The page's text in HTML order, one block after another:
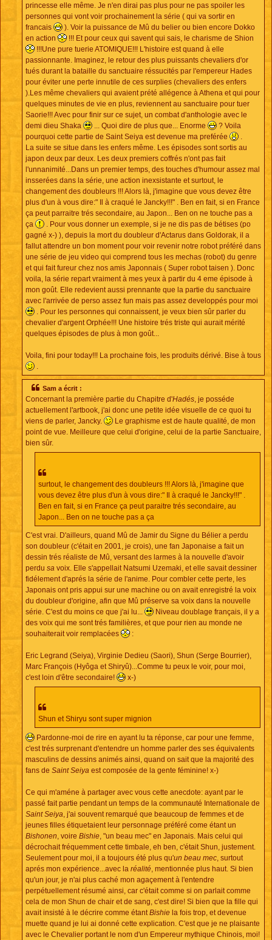
princesse elle même. Je n'en dirai pas plus pour ne pas spoiler les
personnes qui vont voir prochainement la série ( qui va sortir en
francais
). Voir la puissance de Mû du belier ou bien encore Dokko
en action
!!! Et pour ceux qui savent qui sais, le charisme de Shion
!!!Une pure tuerie ATOMIQUE!!! L'histoire est quand à elle
passionnante. Imaginez, le retour des plus puissants chevaliers d'or
tués durant la bataille du sanctuaire réssucités par l'empereur Hades
pour éviter une perte innutile de ces surplies (chevaliers des enfers
).Les même chevaliers qui avaient prété allégence à Athena et qui pour
quelques minutes de vie en plus, reviennent au sanctuaire pour tuer
Saorie!!! Avec pour finir sur ce sujet, un combat d'anthologie avec le
demi dieu Shaka
... Quoi dire de plus que... Enorme
? Voila
pourquoi cette partie de Saint Seiya est devenue ma preférée
La suite se situe dans les enfers même. Les épisodes sont sortis au
japon deux par deux. Les deux premiers coffrés n'ont pas fait
l'unnanimité...Dans un premier temps, des touches d'humour assez mal
insserées dans la série, une action inexsistante et surtout, le
changement des doubleurs !!! Alors là, j'imagine que vous devez être
plus d'un à vous dire:" Il à craqué le Jancky!!!" . Ben en fait, si en France
ça peut parraitre trés secondaire, au Japon... Ben on ne touche pas a
ça
. Pour vous donner un exemple, si je ne dis pas de bétises (po
gagné x-) ), depuis la mort du doubleur d'Actarus dans Goldorak, il a
fallut attendre un bon moment pour voir revenir notre robot préféré dans
une série de jeu video qui comprend tous les mechas (robot) du genre
et qui fait fureur chez nos amis Japonnais ( Super robot taisen ). Donc
voila, la série repart vraiment à mes yeux à partir du 4 eme épisode à
mon goût. Elle redevient aussi prennante que la partie du sanctuaire
avec l'arrivée de perso assez fun mais pas assez developpés pour moi
. Pour les personnes qui connaissent, je veux bien sûr parler du
chevalier d'argent Orphée!!! Une histoire trés triste qui aurait mérité
quelques épisodes de plus à mon goût...
Voila, fini pour today!!! La prochaine fois, les produits dérivé. Bise à tous
Sam a écrit :
Concernant la première partie du Chapitre d'Hadés, je posséde
actuellement l'artbook, j'ai donc une petite idée visuelle de ce quoi tu
viens de parler, Jancky.
Le graphisme est de haute qualité, de mon
point de vue. Meilleure que celui d'origine, celui de la partie Sanctuaire,
bien sûr.
surtout, le changement des doubleurs !!! Alors là, j'imagine que
vous devez être plus d'un à vous dire:" Il à craqué le Jancky!!!" .
Ben en fait, si en France ça peut paraitre trés secondaire, au
Japon... Ben on ne touche pas a ça
C'est vrai. D'ailleurs, quand Mû de Jamir du Signe du Bélier a perdu
son doubleur (c'était en 2001, je crois), une fan Japonaise a fait un
dessin trés réaliste de Mû, versant des larmes à la nouvelle d'avoir
perdu sa voix. Elle s'appellait Natsumi Uzemaki, et elle savait dessiner
fidélement d'aprés la série de l'anime. Pour combler cette perte, les
Japonais ont pris appui sur une machine ou on avait enregistré la voix
du doubleur d'origine, afin que Mû préserve sa voix dans la nouvelle
série. C'est du moins ce que j'ai lu...
Niveau doublage français, il y a
des voix qui me sont trés familières, et que pour rien au monde ne
souhaiterait voir remplacées
:
Eric Legrand (Seiya), Virginie Dedieu (Saori), Shun (Serge Bourrier),
Marc François (Hyôga et Shiryû)...Comme tu peux le voir, pour moi,
c'est loin d'être secondaire!
x-)
Shun et Shiryu sont super mignion
Pardonne-moi de rire en ayant lu ta réponse, car pour une femme,
c'est trés surprenant d'entendre un homme parler des ses équivalents
masculins de dessins animés ainsi, quand on sait que la majorité des
fans de Saint Seiya est composée de la gente féminine! x-)
Ce qui m'améne à partager avec vous cette anecdote: ayant par le
passé fait partie pendant un temps de la communauté Internationale de
Saint Seiya , j'ai souvent remarqué que beaucoup de femmes et de
jeunes filles étiquetaient leur personnage préféré come étant un
Bishonen , voire Bishie , "un beau mec" en Japonais. Mais celui qui
décrochait fréquemment cette timbale, eh ben, c'était Shun, justement.
Seulement pour moi, il a toujours été plus qu'un beau mec , surtout
aprés mon expérience...avec la réalité , mentionnée plus haut. Si bien
qu'un jour, je n'ai plus caché mon agaçement à l'entendre
perpétuellement résumé ainsi, car c'était comme si on parlait comme
cela de mon Shun de chair et de sang, c'est dire! Si bien que la fille qui
avait insisté à le décrire comme étant Bishie la fois trop, et devenue
muette quand je lui ai donné cette explication. C'est que je ne plaisante
avec le Chevalier portant le nom d'un Empereur mythique Chinois, moi!